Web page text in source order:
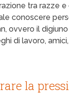
tra razze
conoscere
ovvero il
di lavoro, amici,
la